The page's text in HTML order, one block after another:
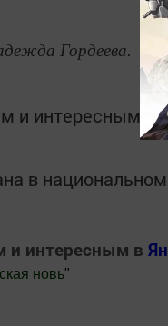
Гордеева.
и интересным в
в
интересным в
новь"